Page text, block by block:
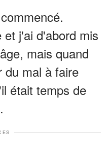
j'ai d'abord mis
mais quand
du mal à faire
était temps de